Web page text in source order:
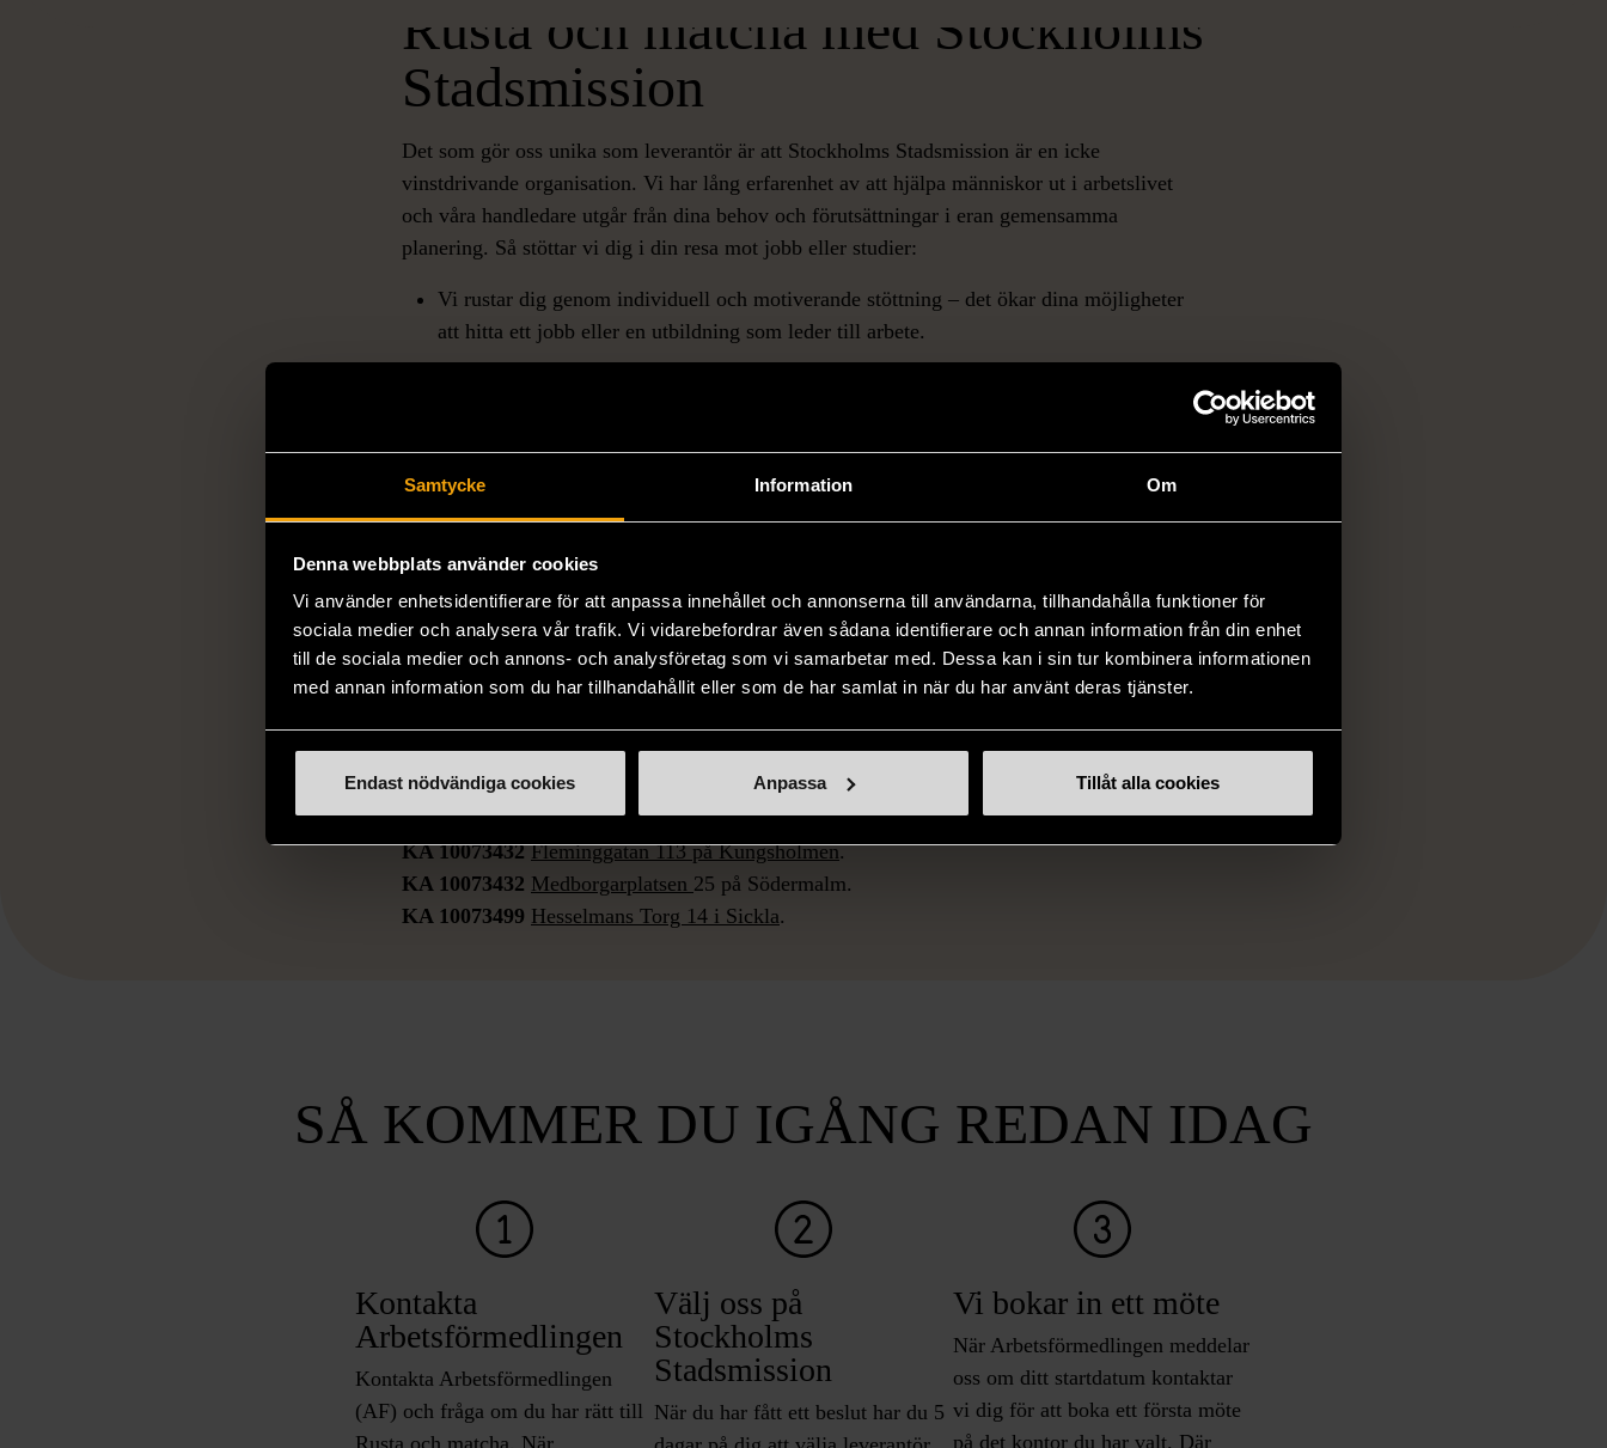
Samtycke Information Om
Denna webbplats använder cookies
Vi använder enhetsidentifierare för att anpassa innehållet och annonserna till användarna, tillhandahålla funktioner för
sociala medier och analysera vår trafik. Vi vidarebefordrar även sådana identifierare och annan information från din enhet
till de sociala medier och annons- och analysföretag som vi samarbetar med. Dessa kan i sin tur kombinera informationen
med annan information som du har tillhandahållit eller som de har samlat in när du har använt deras tjänster.
Endast nödvändiga cookies Anpassa Tillåt alla cookies
Rusta och matcha med Stockholms
Stadsmission
Det som gör oss unika som leverantör är att Stockholms Stadsmission är en icke
vinstdrivande organisation. Vi har lång erfarenhet av att hjälpa människor ut i arbetslivet
och våra handledare utgår från dina behov och förutsättningar i eran gemensamma
planering. Så stöttar vi dig i din resa mot jobb eller studier:
Vi rustar dig genom individuell och motiverande stöttning – det ökar dina möjligheter
att hitta ett jobb eller en utbildning som leder till arbete.
Vi lägger alla resurser på att just du ska nå dina mål.
Vem har rätt till Rusta och matcha?
Arbetsförmedlingen. Det är Arbetsförmedlingen som gör bedömningen om du har rätt till
insatsen. Om du har rätt till Rusta och matcha kan du välja Stockholms Stadsmission som
din leverantör. Välj då något av följande KA-nummer, kopplat till ett kontor nära dig:
KA 10073432 Fleminggatan 113 på Kungsholmen.
KA 10073432 Medborgarplatsen 25 på Södermalm.
KA 10073499 Hesselmans Torg 14 i Sickla.
SÅ KOMMER DU IGÅNG REDAN IDAG
Kontakta
Arbetsförmedlingen
Kontakta Arbetsförmedlingen
(AF) och fråga om du har rätt till
Rusta och matcha. När
Välj oss på
Stockholms
Stadsmission
När du har fått ett beslut har du 5
Vi bokar in ett möte
När Arbetsförmedlingen meddelar
oss om ditt startdatum kontaktar
vi dig för att boka ett första möte
på det kontor du har valt. Där